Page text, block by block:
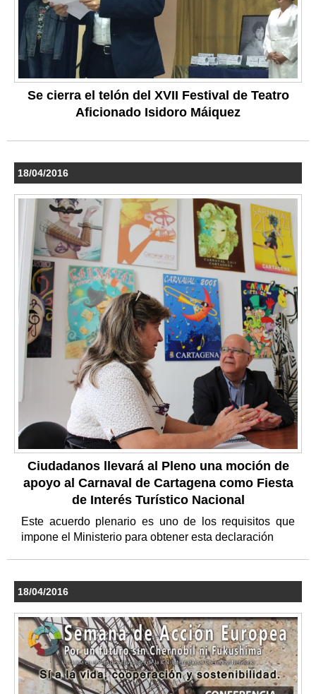
Se cierra el telón del XVII Festival de Teatro
Aficionado Isidoro Máiquez
18/04/2016
Ciudadanos llevará al Pleno una moción de
apoyo al Carnaval de Cartagena como Fiesta
de Interés Turístico Nacional
Este acuerdo plenario es uno de los requisitos que
impone el Ministerio para obtener esta declaración
18/04/2016